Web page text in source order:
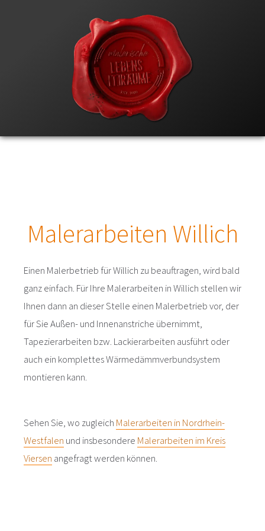
Malerarbeiten Willich
Einen Malerbetrieb für Willich zu beauftragen, wird bald
ganz einfach. Für Ihre Malerarbeiten in Willich stellen wir
Ihnen dann an dieser Stelle einen Malerbetrieb vor, der
für Sie Außen- und Innenanstriche übernimmt,
Tapezierarbeiten bzw. Lackierarbeiten ausführt oder
auch ein komplettes Wärmedämmverbundsystem
montieren kann.
Sehen Sie, wo zugleich Malerarbeiten in Nordrhein-
Westfalen und insbesondere Malerarbeiten im Kreis
Viersen angefragt werden können.